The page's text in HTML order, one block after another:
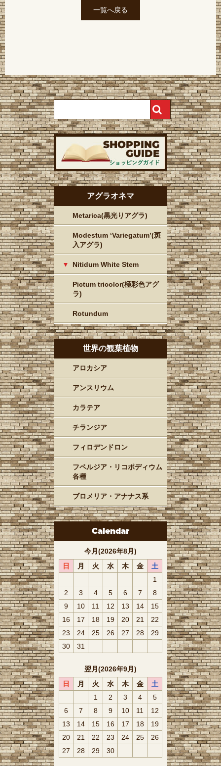
一覧へ戻る
アグラオネマ
Metarica(黒光りアグラ)
Modestum ‘Variegatum’(斑
入アグラ)
Nitidum White Stem
Pictum tricolor(極彩色アグ
ラ)
Rotundum
世界の観葉植物
アロカシア
アンスリウム
カラテア
チランジア
フィロデンドロン
フペルジア・リコポディウム
各種
ブロメリア・アナナス系
Calendar
今月(2026年8月)
日
月 火 水 木 金
土
1
2
3 4 5 6 7
8
9
10 11 12 13 14
15
16
17 18 19 20 21
22
23
24 25 26 27 28
29
30
31
翌月(2026年9月)
日
月 火 水 木 金
土
1
2 3 4
5
6
7 8 9 10 11
12
13
14 15 16 17 18
19
20
21 22 23 24 25
26
27
28 29 30